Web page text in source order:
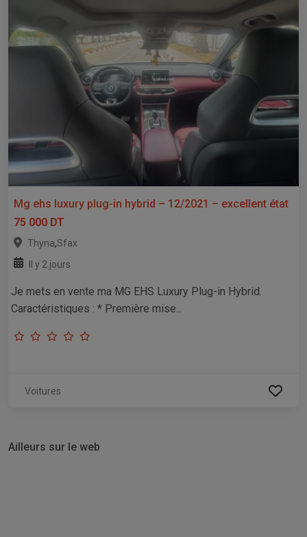
Mg ehs luxury plug-in hybrid – 12/2021 – excellent état
75 000 DT
Thyna,Sfax
Il y 2 jours
Je mets en vente ma MG EHS Luxury Plug-in Hybrid.
Caractéristiques : * Première mise...
Voitures
Ailleurs sur le web